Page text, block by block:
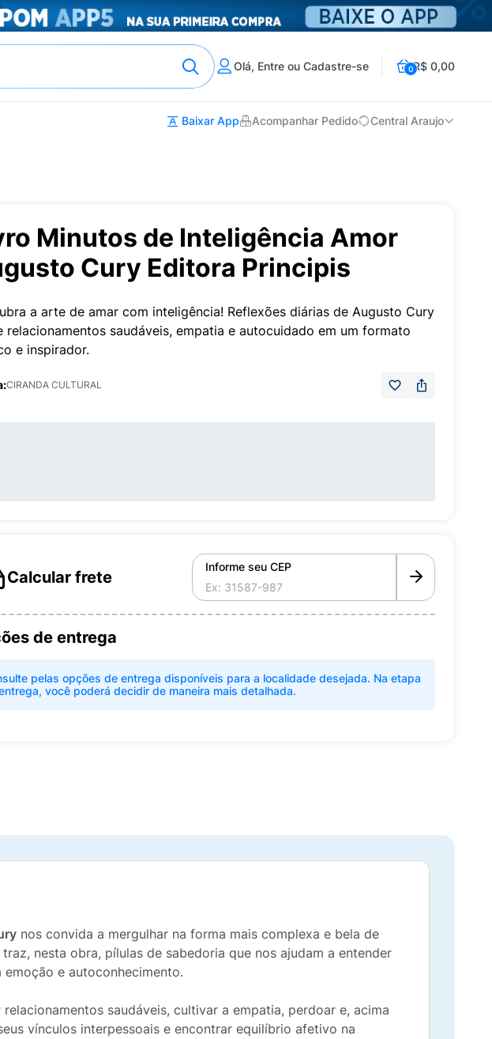
Olá, Entre ou Cadastre-se 0R$ 0,00
Baixar App Acompanhar Pedido Central Araujo
Minutos de Inteligência Amor
Cury Editora Principis
a arte de amar com inteligência! Reflexões diárias de Augusto Cury
relacionamentos saudáveis, empatia e autocuidado em um formato
e inspirador.
CIRANDA CULTURAL
Calcular frete
Informe seu CEP
de entrega
pelas opções de entrega disponíveis para a localidade desejada. Na etapa
você poderá decidir de maneira mais detalhada.
nos convida a mergulhar na forma mais complexa e bela de
nesta obra, pílulas de sabedoria que nos ajudam a entender
e autoconhecimento.
saudáveis, cultivar a empatia, perdoar e, acima
vínculos interpessoais e encontrar equilíbrio afetivo na